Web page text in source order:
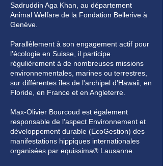
Sadruddin Aga Khan, au département
Animal Welfare de la Fondation Bellerive à
Genève.
Parallèlement à son engagement actif pour
l'écologie en Suisse, il participe
régulièrement à de nombreuses missions
environnementales, marines ou terrestres,
sur différentes îles de l'archipel d’Hawaii, en
Floride, en France et en Angleterre.
Max-Olivier Bourcoud est également
responsable de l'aspect Environnement et
développement durable (EcoGestion) des
manifestations hippiques internationales
organisées par equissima® Lausanne.